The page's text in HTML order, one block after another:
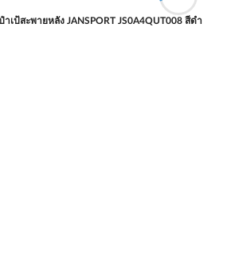
าเป้สะพายหลัง JANSPORT JS0A4QUT008 สีดำ